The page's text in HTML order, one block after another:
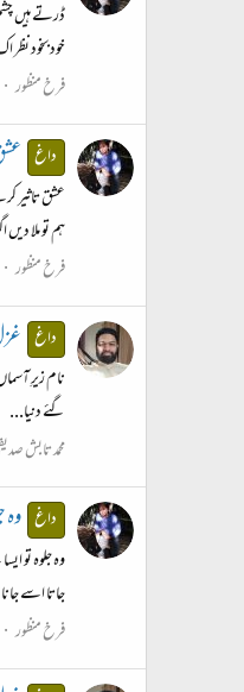
ڈرتے ہیں
خودبخود نظر
فرخ منظور
داغ
عشق تاثیر
ہم تو ملا دیں
فرخ منظور
داغ
نام زیرِ
گئے دنیا...
محمد تابش
داغ وہ
وہ جلوہ تو
جاتا اسے
فرخ منظور